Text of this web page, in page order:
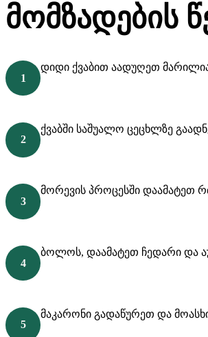
მომზადების
დიდი ქვაბით აადუღეთ
ქვაბში საშუალო ცეცხლზე
მორევის პროცესში დაამატეთ
ბოლოს, დაამატეთ ჩედარი და
მაკარონი გადაწურეთ და